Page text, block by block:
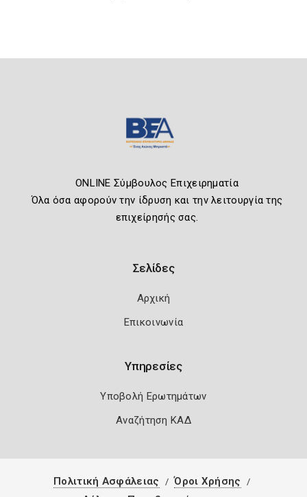
ONLINE Σύμβουλος Επιχειρηματία
Όλα όσα αφορούν την ίδρυση και την λειτουργία της
επιχείρησής σας.
Σελίδες
Αρχική
Επικοινωνία
Υπηρεσίες
Υποβολή Ερωτημάτων
Αναζήτηση ΚΑΔ
Πολιτική Ασφάλειας
Όροι Χρήσης